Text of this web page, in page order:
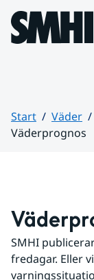
Hoppa till sidans
Start Väder
Väderprognos
SMHI
fredagar. Eller